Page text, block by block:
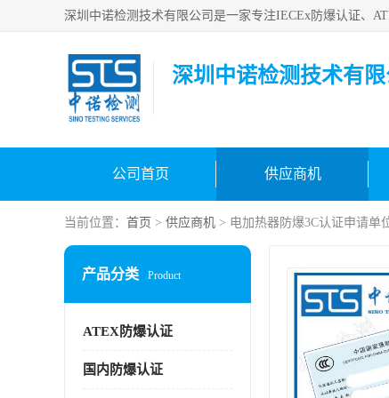
深圳中诺检测技术有限
公司首页 供应商机
当前位置： 首页 > 供应商机 > 电加热器防爆3C认证申请单
产品分类 Product
ATEX防爆认证
国内防爆认证